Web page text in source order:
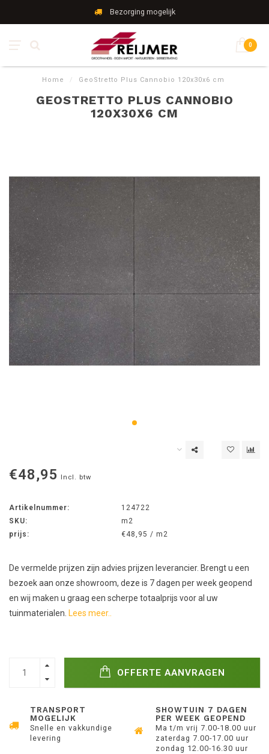
Bezorging mogelijk
0
Home / GeoStretto Plus Cannobio 120x30x6 cm
GEOSTRETTO PLUS CANNOBIO
120X30X6 CM
€48,95 Incl. btw
Artikelnummer:
124722
SKU:
m2
prijs:
€48,95 / m2
De vermelde prijzen zijn advies prijzen leverancier. Brengt u een
bezoek aan onze showroom, deze is 7 dagen per week geopend
en wij maken u graag een scherpe totaalprijs voor al uw
tuinmaterialen. Lees meer..
OFFERTE AANVRAGEN
TRANSPORT
MOGELIJK
Snelle en vakkundige
levering
SHOWTUIN 7 DAGEN
PER WEEK GEOPEND
Ma t/m vrij 7.00-18.00 uur
zaterdag 7.00-17.00 uur
zondag 12.00-16.30 uur